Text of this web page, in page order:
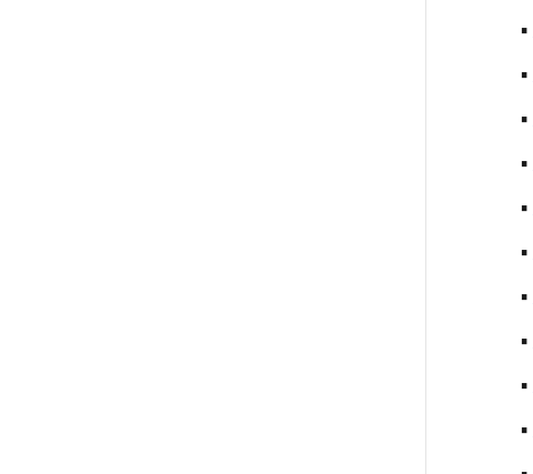
•
•
•
•
•
•
•
•
•
•